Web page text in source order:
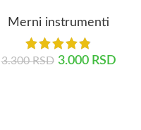
Merni instrumenti
3.300RSD 3.000 RSD